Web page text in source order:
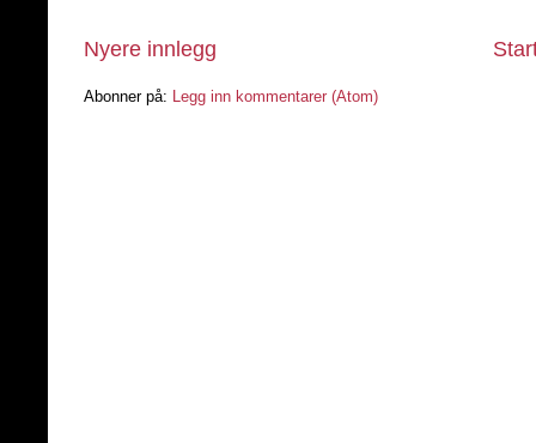
Nyere innlegg
Abonner på: Legg inn kommentarer (Atom)